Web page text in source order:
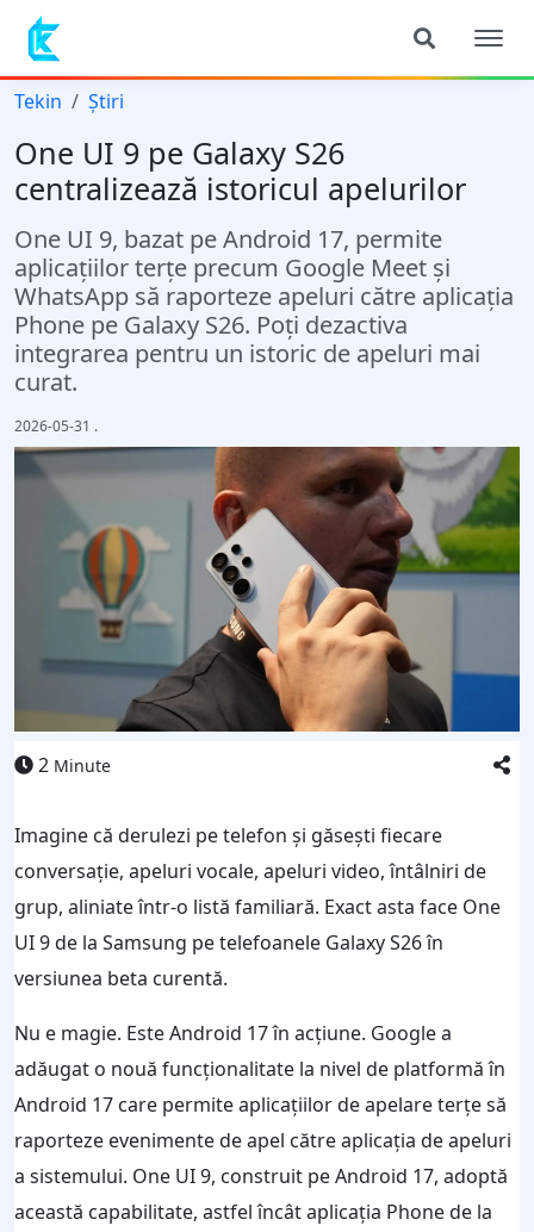
Tekin Știri
One UI 9 pe Galaxy S26
centralizează istoricul apelurilor
One UI 9, bazat pe Android 17, permite
aplicațiilor terțe precum Google Meet și
WhatsApp să raporteze apeluri către aplicația
Phone pe Galaxy S26. Poți dezactiva
integrarea pentru un istoric de apeluri mai
curat.
2026-05-31 .
2 Minute
Imagine că derulezi pe telefon și găsești fiecare
conversație, apeluri vocale, apeluri video, întâlniri de
grup, aliniate într-o listă familiară. Exact asta face One
UI 9 de la Samsung pe telefoanele Galaxy S26 în
versiunea beta curentă.
Nu e magie. Este Android 17 în acțiune. Google a
adăugat o nouă funcționalitate la nivel de platformă în
Android 17 care permite aplicațiilor de apelare terțe să
raporteze evenimente de apel către aplicația de apeluri
a sistemului. One UI 9, construit pe Android 17, adoptă
această capabilitate, astfel încât aplicația Phone de la